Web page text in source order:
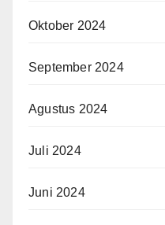
Oktober 2024
September 2024
Agustus 2024
Juli 2024
Juni 2024